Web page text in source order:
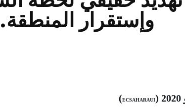
وإستقرار المنطقة.
ECSAHARAUI
)